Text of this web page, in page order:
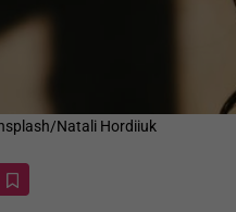
Natali Hordiiuk